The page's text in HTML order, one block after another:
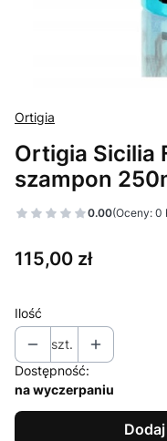
Ortigia
Ortigia Sicilia
szampon
0.00(Oceny: 0
Cena
115,00 zł
Ilość
szt.
Dostępność:
na wyczerpaniu